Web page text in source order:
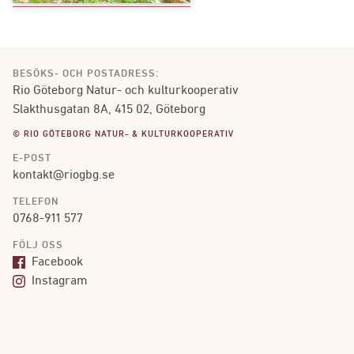
BESÖKS- OCH POSTADRESS:
Rio Göteborg Natur- och kulturkooperativ
Slakthusgatan 8A, 415 02, Göteborg
© RIO GÖTEBORG NATUR- & KULTURKOOPERATIV
E-POST
kontakt@riogbg.se
TELEFON
0768-911 577
FÖLJ OSS
Facebook
Instagram